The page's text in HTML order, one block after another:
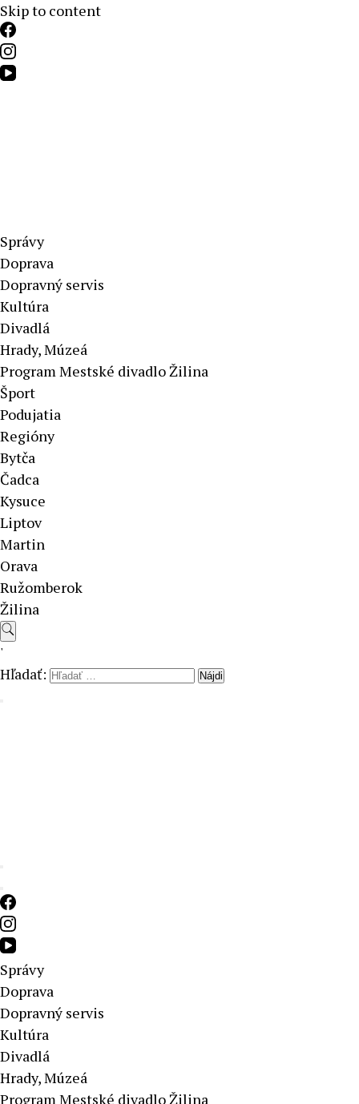
Skip to content
Aktuálne správy – severné Slovensko
Správy
Doprava
Dopravný servis
Kultúra
Divadlá
Hrady, Múzeá
Program Mestské divadlo Žilina
Šport
Podujatia
Regióny
Bytča
Čadca
Kysuce
Liptov
Martin
Orava
Ružomberok
Žilina
'
Hľadať:
Správy
Doprava
Dopravný servis
Kultúra
Divadlá
Hrady, Múzeá
Program Mestské divadlo Žilina